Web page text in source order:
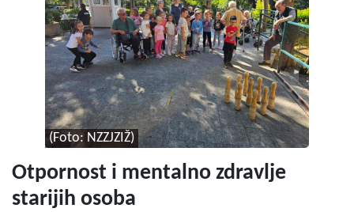
(Foto: NZZJZIŽ)
Otpornost i mentalno zdravlje
starijih osoba